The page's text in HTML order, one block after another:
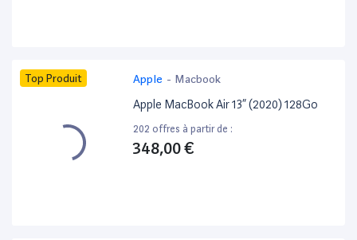
Top Produit Apple - Macbook
Apple MacBook Air 13” (2020) 128Go
202 offres à partir de :
348,00 €